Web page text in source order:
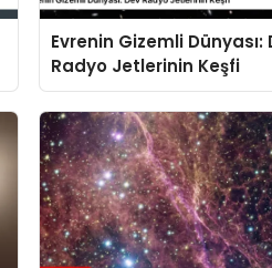
Evrenin Gizemli Dünyası:
Radyo Jetlerinin Keşfi